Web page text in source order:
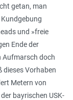
getan, man
und »freie
Ende der
Aufmarsch doch
dieses Vorhaben
Metern von
bayrischen USK-